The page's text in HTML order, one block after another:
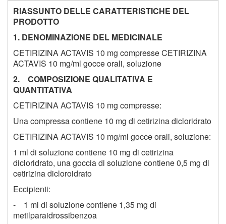
RIASSUNTO DELLE CARATTERISTICHE DEL
PRODOTTO
1. DENOMINAZIONE DEL MEDICINALE
CETIRIZINA ACTAVIS 10 mg compresse CETIRIZINA
ACTAVIS 10 mg/ml gocce orali, soluzione
2. COMPOSIZIONE QUALITATIVA E
QUANTITATIVA
CETIRIZINA ACTAVIS 10 mg compresse:
Una compressa contiene 10 mg di cetirizina dicloridrato
CETIRIZINA ACTAVIS 10 mg/ml gocce orali, soluzione:
1 ml di soluzione contiene 10 mg di cetirizina
dicloridrato, una goccia di soluzione contiene 0,5 mg di
cetirizina dicloroidrato
Eccipienti:
- 1 ml di soluzione contiene 1,35 mg di
metilparaidrossibenzoa